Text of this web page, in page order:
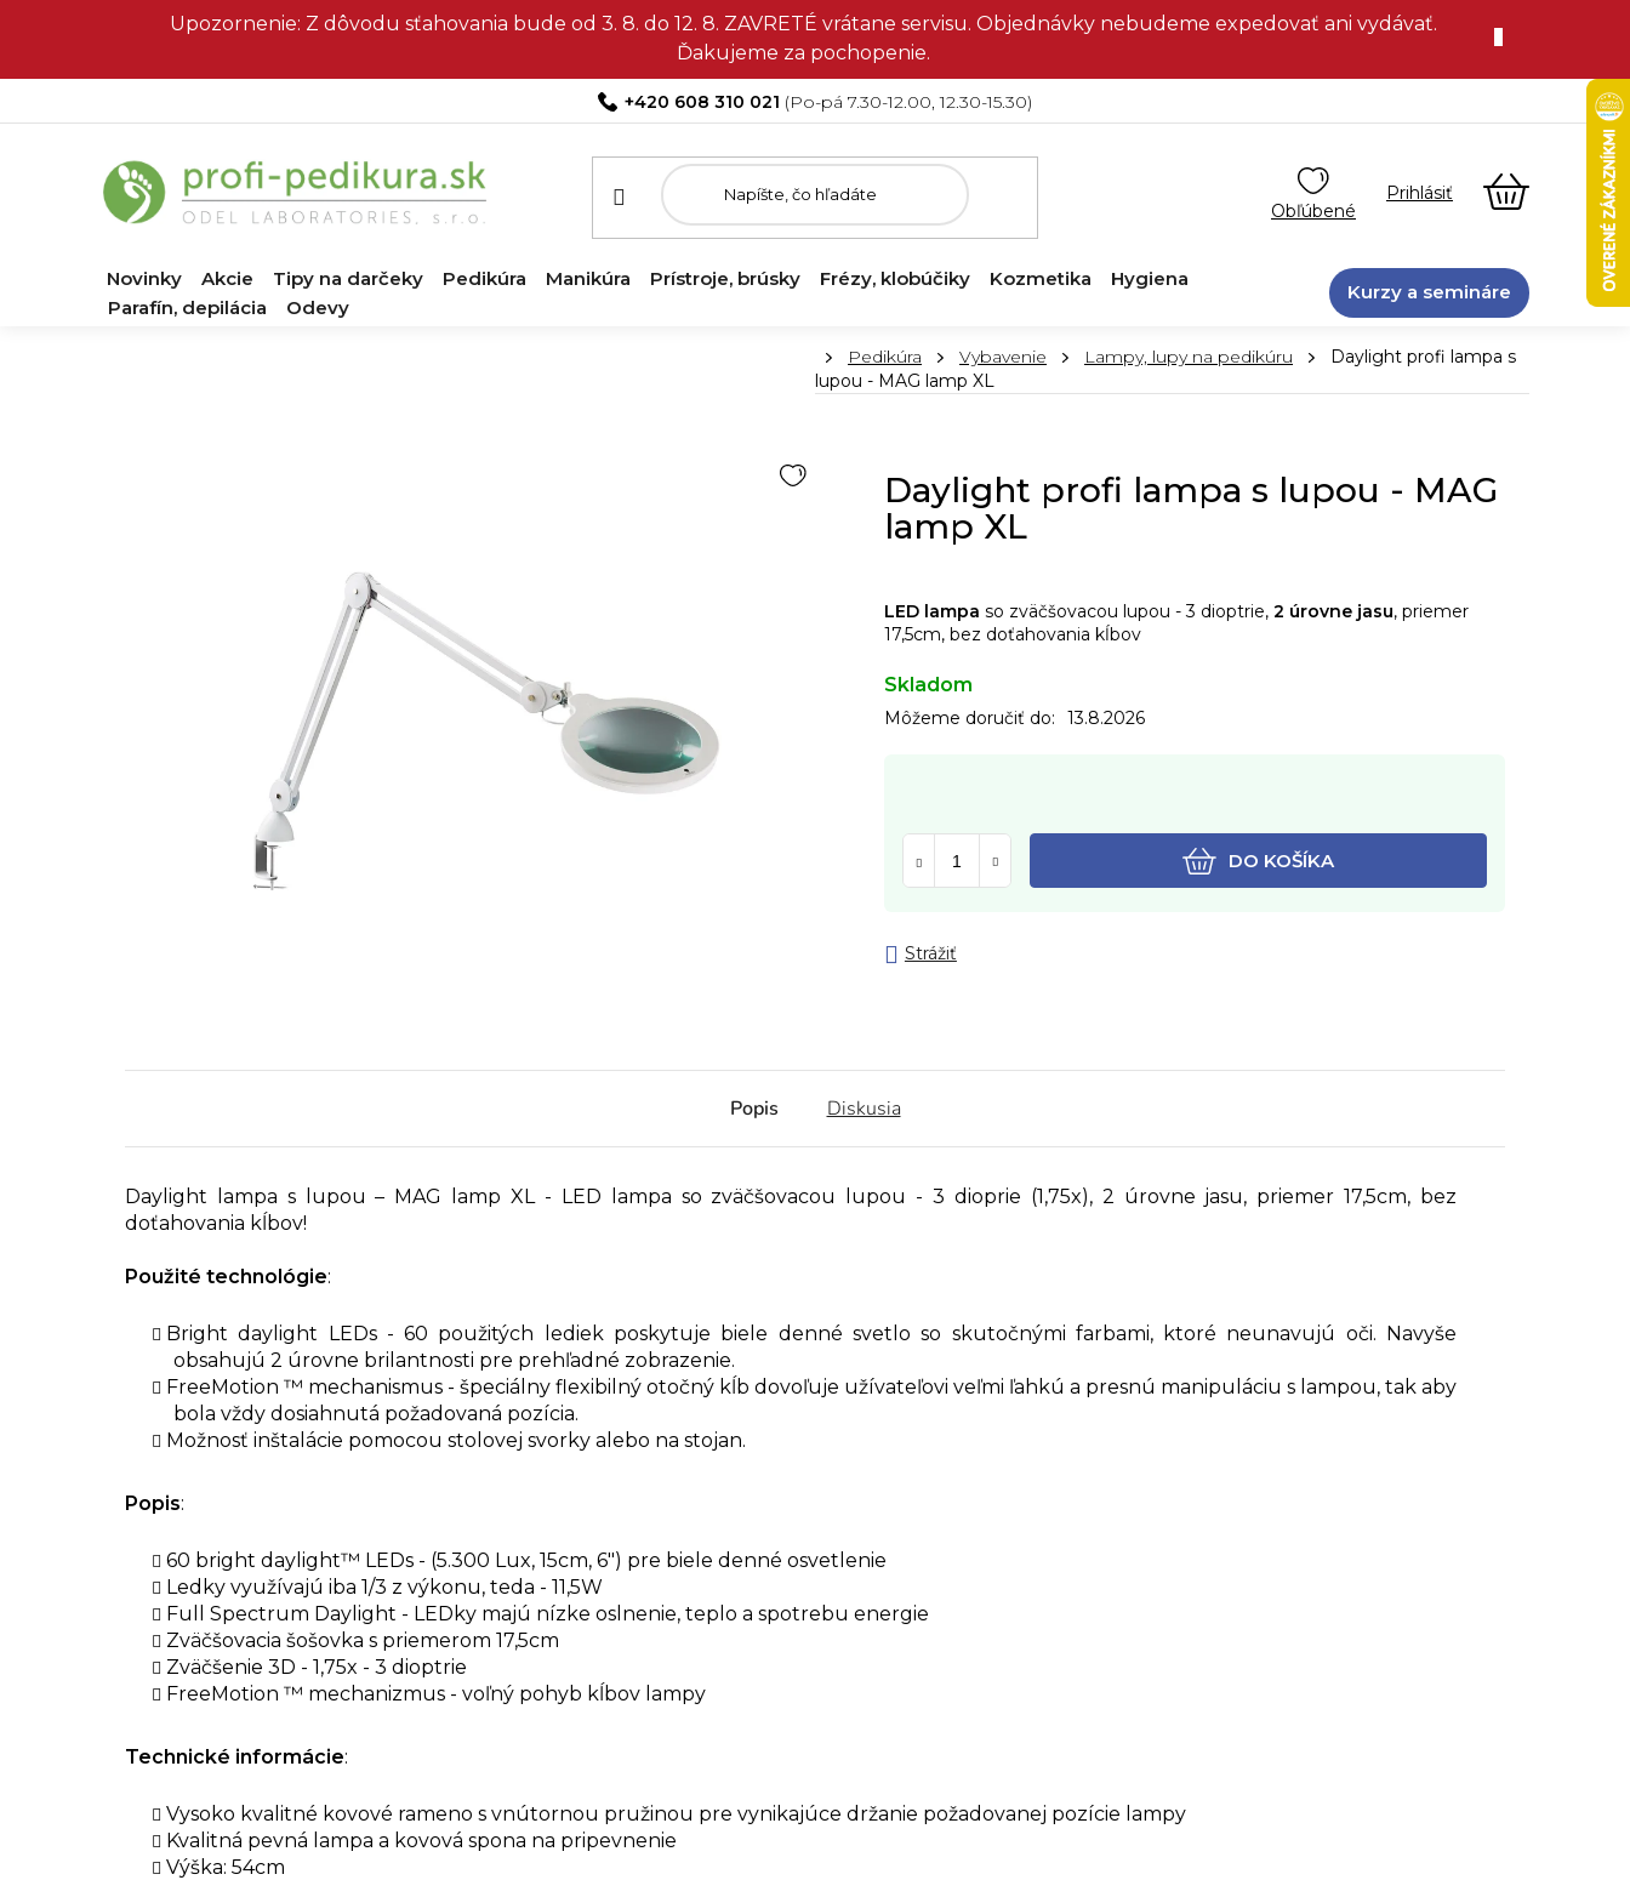
Upozornenie: Z dôvodu sťahovania bude od 3. 8. do 12. 8. ZAVRETÉ vrátane servisu. Objednávky nebudeme expedovať ani vydávať.
Ďakujeme za pochopenie.
+420 608 310 021
NÁKUPNÝ
KOŠÍK
Novinky Akcie Tipy na darčeky Pedikúra Manikúra Prístroje, brúsky Frézy, klobúčiky Kozmetika
Hygiena
Parafín, depilácia
Odevy
Kurzy a semináre
DomovPedikúra Vybavenie Lampy, lupy na pedikúru
Daylight profi lampa s
lupou - MAG lamp XL
Daylight profi lampa s lupou - MAG
lamp XL
LED lampa so zväčšovacou lupou - 3 dioptrie,2 úrovne jasu, priemer
17,5cm, bez doťahovania kĺbov
Skladom
Môžeme doručiť do: 13.8.2026
DO KOŠÍKA
Strážiť
Popis Diskusia
Daylight lampa s lupou – MAG lamp XL - LED lampa so zväčšovacou lupou - 3 dioprie (1,75x), 2 úrovne jasu, priemer 17,5cm, bez
doťahovania kĺbov!
Použité technológie:
Bright daylight LEDs - 60 použitých lediek poskytuje biele denné svetlo so skutočnými farbami, ktoré neunavujú oči. Navyše
obsahujú 2 úrovne brilantnosti pre prehľadné zobrazenie.
FreeMotion ™ mechanismus - špeciálny flexibilný otočný kĺb dovoľuje užívateľovi veľmi ľahkú a presnú manipuláciu s lampou, tak aby
bola vždy dosiahnutá požadovaná pozícia.
Možnosť inštalácie pomocou stolovej svorky alebo na stojan.
Popis:
60 bright daylight™ LEDs - (5.300 Lux, 15cm, 6") pre biele denné osvetlenie
Ledky využívajú iba 1/3 z výkonu, teda - 11,5W
Full Spectrum Daylight - LEDky majú nízke oslnenie, teplo a spotrebu energie
Zväčšovacia šošovka s priemerom 17,5cm
Zväčšenie 3D - 1,75x - 3 dioptrie
FreeMotion ™ mechanizmus - voľný pohyb kĺbov lampy
Technické informácie:
Vysoko kvalitné kovové rameno s vnútornou pružinou pre vynikajúce držanie požadovanej pozície lampy
Kvalitná pevná lampa a kovová spona na pripevnenie
Výška: 54cm